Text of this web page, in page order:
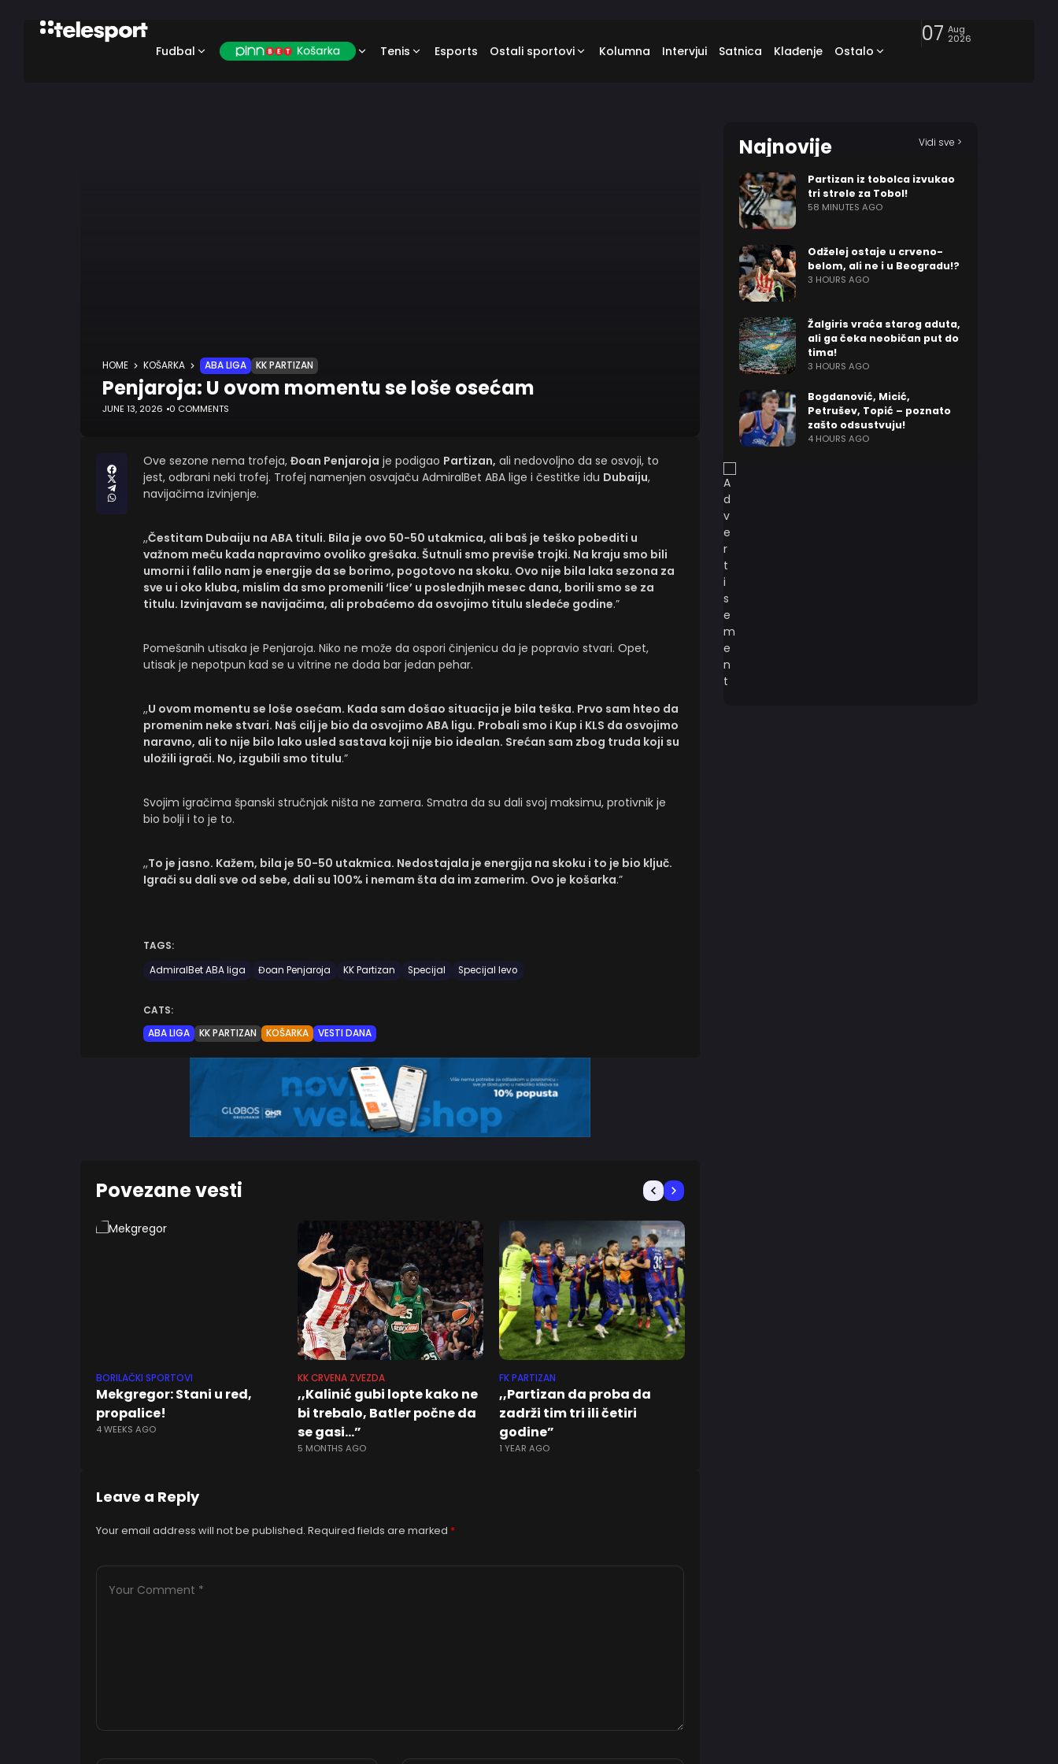
Fudbal Tenis Esports Ostali sportovi Kolumna Intervjui Satnica Klađenje Ostalo
07 Aug
2026
HOME KOŠARKA ABA LIGA KK PARTIZAN
Penjaroja: U ovom momentu se loše osećam
JUNE 13, 2026 0 COMMENTS
Ove sezone nema trofeja, Đoan Penjaroja je podigao Partizan, ali nedovoljno da se osvoji, to
jest, odbrani neki trofej. Trofej namenjen osvajaču AdmiralBet ABA lige i čestitke idu Dubaiju,
navijačima izvinjenje.
,,Čestitam Dubaiju na ABA tituli. Bila je ovo 50-50 utakmica, ali baš je teško pobediti u
važnom meču kada napravimo ovoliko grešaka. Šutnuli smo previše trojki. Na kraju smo bili
umorni i falilo nam je energije da se borimo, pogotovo na skoku. Ovo nije bila laka sezona za
sve u i oko kluba, mislim da smo promenili ‘lice’ u poslednjih mesec dana, borili smo se za
titulu. Izvinjavam se navijačima, ali probaćemo da osvojimo titulu sledeće godine.”
Pomešanih utisaka je Penjaroja. Niko ne može da ospori činjenicu da je popravio stvari. Opet,
utisak je nepotpun kad se u vitrine ne doda bar jedan pehar.
,,U ovom momentu se loše osećam. Kada sam došao situacija je bila teška. Prvo sam hteo da
promenim neke stvari. Naš cilj je bio da osvojimo ABA ligu. Probali smo i Kup i KLS da osvojimo
naravno, ali to nije bilo lako usled sastava koji nije bio idealan. Srećan sam zbog truda koji su
uložili igrači. No, izgubili smo titulu.”
Svojim igračima španski stručnjak ništa ne zamera. Smatra da su dali svoj maksimu, protivnik je
bio bolji i to je to.
,,To je jasno. Kažem, bila je 50-50 utakmica. Nedostajala je energija na skoku i to je bio ključ.
Igrači su dali sve od sebe, dali su 100% i nemam šta da im zamerim. Ovo je košarka.”
TAGS:
AdmiralBet ABA liga
Đoan Penjaroja KK Partizan Specijal Specijal levo
CATS:
ABA LIGA
KK PARTIZAN KOŠARKA VESTI DANA
Povezane vesti
BORILAČKI SPORTOVI
Mekgregor: Stani u red,
propalice!
4 WEEKS AGO
KK CRVENA ZVEZDA
,,Kalinić gubi lopte kako ne
bi trebalo, Batler počne da
se gasi…”
5 MONTHS AGO
FK PARTIZAN
,,Partizan da proba da
zadrži tim tri ili četiri
godine”
1 YEAR AGO
Leave a Reply
Your email address will not be published. Required fields are marked *
Najnovije Vidi sve >
Partizan iz tobolca izvukao
tri strele za Tobol!
58 MINUTES AGO
Odželej ostaje u crveno-
belom, ali ne i u Beogradu!?
3 HOURS AGO
Žalgiris vraća starog aduta,
ali ga čeka neobičan put do
tima!
3 HOURS AGO
Bogdanović, Micić,
Petrušev, Topić – poznato
zašto odsustvuju!
4 HOURS AGO